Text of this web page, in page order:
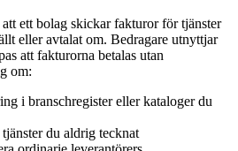
ett bolag skickar fakturor för tjänster
eller avtalat om. Bedragare utnyttjar
att fakturorna betalas utan
om:
i branschregister eller kataloger du
du aldrig tecknat